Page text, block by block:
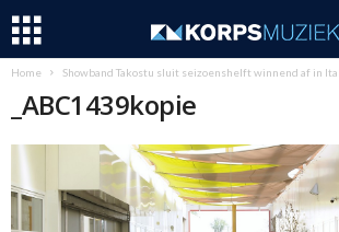
Home Showband Takostu sluit seizoenshelft winnend af in
_ABC1439kopie